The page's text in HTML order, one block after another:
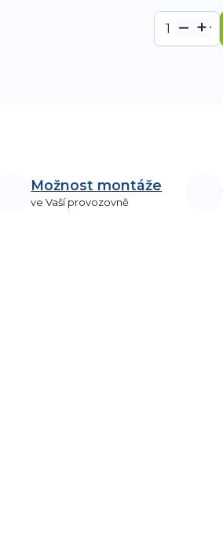
Možnost montáže
ve Vaší provozovně